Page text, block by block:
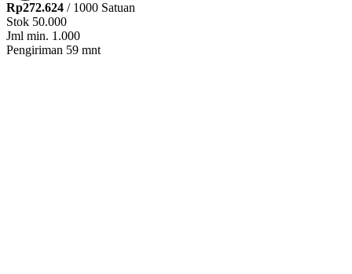
Rp272.624 / 1000 Satuan
Stok 50.000
Jml min. 1.000
Pengiriman 59 mnt